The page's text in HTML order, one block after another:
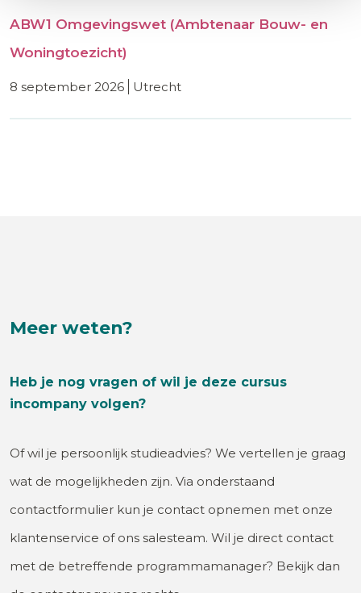
ABW1 Omgevingswet (Ambtenaar Bouw- en
Woningtoezicht)
8 september 2026 utrecht
Meer weten?
Heb je nog vragen of wil je deze cursus
incompany volgen?
Of wil je persoonlijk studieadvies? We vertellen je graag
wat de mogelijkheden zijn. Via onderstaand
contactformulier kun je contact opnemen met onze
klantenservice of ons salesteam. Wil je direct contact
met de betreffende programmamanager? Bekijk dan